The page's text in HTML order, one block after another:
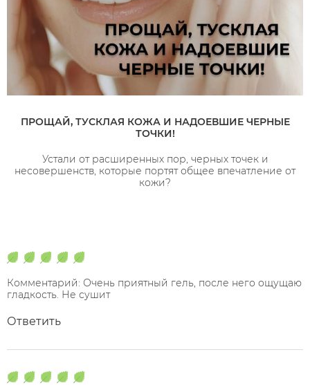
ПРОЩАЙ, ТУСКЛАЯ КОЖА И НАДОЕВШИЕ ЧЕРНЫЕ
ТОЧКИ!
Устали от расширенных пор, черных точек и
несовершенств, которые портят общее впечатление от
кожи?
Комментарий: Очень приятный гель, после него ощущаю
гладкость. Не сушит
Ответить